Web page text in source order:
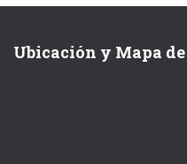
Ubicación y Mapa